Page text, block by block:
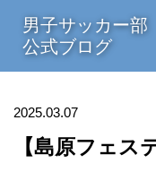
男子サッカー部
公式ブログ
2025.03.07
【島原フェス